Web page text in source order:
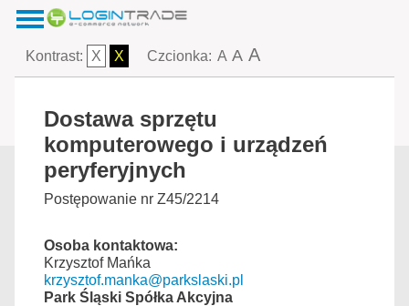
Kontrast: X X Czcionka: A A A
Dostawa sprzętu
komputerowego i urządzeń
peryferyjnych
Postępowanie nr Z45/2214
Osoba kontaktowa:
Krzysztof Mańka
krzysztof.manka@parkslaski.pl
Park Śląski Spółka Akcyjna